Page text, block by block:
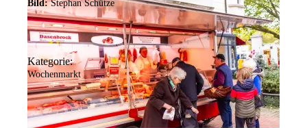
Bild: Stephan Schütze
Kategorie:
Wochenmarkt